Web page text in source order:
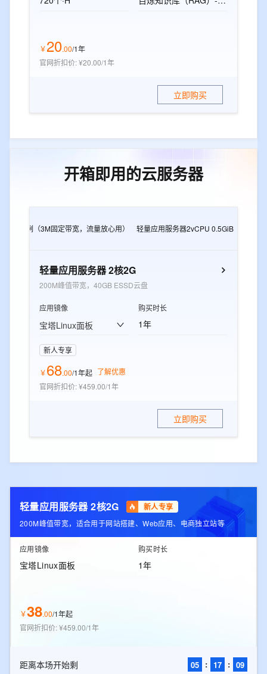
￥20.00/1年
官网折扣价:¥20.00/1年
立即购买
开箱即用的云服务器
e实例（3M固定带宽，流量放心用） 轻量应用服务器2vCPU 0.5GiB
轻量应用服务器 2核2G
200M峰值带宽，40GB ESSD云盘
应用镜像
宝塔Linux面板
购买时长
1年
新人专享
￥68.00/1年起 了解优惠
官网折扣价:¥459.00/1年
立即购买
轻量应用服务器 2核2G 新人专享
200M峰值带宽，适合用于网站搭建、Web应用、电商独立站等
应用镜像
宝塔Linux面板
购买时长
1年
￥38.00/1年起
官网折扣价:¥459.00/1年
距离本场开始剩 05 : 17 : 07